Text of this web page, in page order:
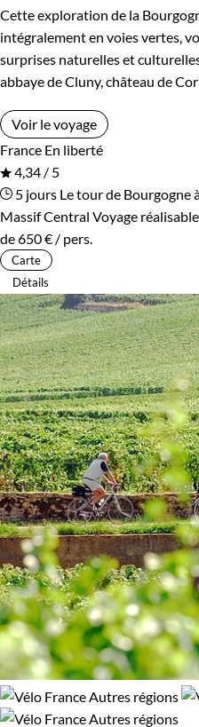
Cette exploration de la
intégralement en voies vertes,
surprises naturelles et
abbaye de Cluny, château de
Voir le voyage
France En liberté
4,34 / 5
5 jours Le tour de Bourgogne
Massif Central Voyage
de650 € / pers.
Carte
Détails